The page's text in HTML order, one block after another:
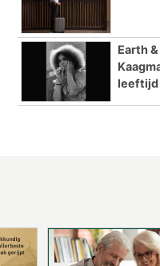
Earth
leeftijd